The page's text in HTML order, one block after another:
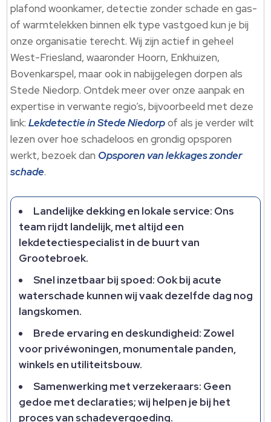
plafond woonkamer, detectie zonder schade en gas-
of warmtelekken binnen elk type vastgoed kun je bij
onze organisatie terecht.​ Wij zijn actief in geheel
West-Friesland, waaronder Hoorn, Enkhuizen,
Bovenkarspel, maar ook in nabijgelegen dorpen als
Stede Niedorp.​ Ontdek meer over onze aanpak en
expertise in verwante regio’s, bijvoorbeeld met deze
link:Lekdetectie in Stede Niedorpof als je verder wilt
lezen over hoe schadeloos en grondig opsporen
werkt, bezoek dan Opsporen van lekkages zonder
schade.​
Landelijke dekking en lokale service: Ons
team rijdt landelijk, met altijd een
lekdetectiespecialist in de buurt van
Grootebroek.​
Snel inzetbaar bij spoed: Ook bij acute
waterschade kunnen wij vaak dezelfde dag nog
langskomen.​
Brede ervaring en deskundigheid: Zowel
voor privéwoningen, monumentale panden,
winkels en utiliteitsbouw.​
Samenwerking met verzekeraars: Geen
gedoe met declaraties; wij helpen je bij het
proces van schadevergoeding.​